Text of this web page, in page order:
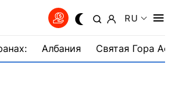
RU
Албания Святая Гора